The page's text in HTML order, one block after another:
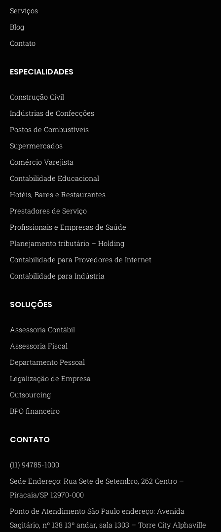
Serviços
Blog
Contato
ESPECIALIDADES
Construção Civil
Indústrias de Confecções
Postos de Combustíveis
Supermercados
Comércio Varejista
Contabilidade Educacional
Hotéis, Bares e Restaurantes
Prestadores de Serviço
Profissionais e Empresas de Saúde
Planejamento tributário – Holding
Contabilidade para Provedores de Internet
Contabilidade para Indústria
SOLUÇÕES
Assessoria Contábil
Assessoria Fiscal
Departamento Pessoal
Legalização de Empresa
Outsourcing
BPO financeiro
CONTATO
(11) 94785-1000
Sede Endereço: Rua Sete de Setembro, 262 Centro –
Piracaia/SP 12970-000
Ponto de Atendimento São Paulo endereço: Avenida
Sagitário, nº 138 13º andar, sala 1303 – Torre City Alphaville